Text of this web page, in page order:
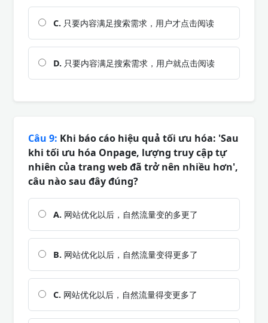
C. 只要内容满足搜索需求，用户才点击阅读
D. 只要内容满足搜索需求，用户就点击阅读
Câu 9: Khi báo cáo hiệu quả tối ưu hóa: 'Sau
khi tối ưu hóa Onpage, lượng truy cập tự
nhiên của trang web đã trở nên nhiều hơn',
câu nào sau đây đúng?
A. 网站优化以后，自然流量变的多更了
B. 网站优化以后，自然流量变得更多了
C. 网站优化以后，自然流量得变更多了